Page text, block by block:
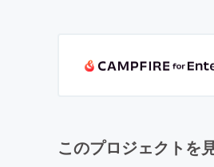
このプロジェクトを